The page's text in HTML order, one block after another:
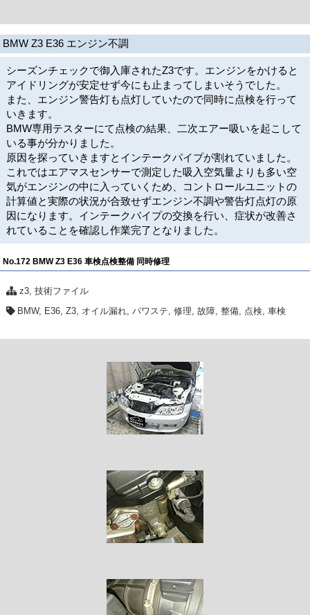
BMW Z3 E36 エンジン不調
シーズンチェックで御入庫されたZ3です。エンジンをかけると
アイドリングが安定せず今にも止まってしまいそうでした。
また、エンジン警告灯も点灯していたので同時に点検を行って
いきます。
BMW専用テスターにて点検の結果、二次エアー吸いを起こして
いる事が分かりました。
原因を探っていきますとインテークパイプが割れていました。
これではエアマスセンサーで測定した吸入空気量よりも多い空
気がエンジンの中に入っていくため、コントロールユニットの
計算値と実際の状況が合致せずエンジン不調や警告灯点灯の原
因になります。インテークパイプの交換を行い、症状が改善さ
れていることを確認し作業完了となりました。
No.172 BMW Z3 E36 車検点検整備 同時修理
z3 ,技術ファイル
BMW, E36,Z3, オイル漏れ,パワステ,修理,故障,整備, 点検,車検